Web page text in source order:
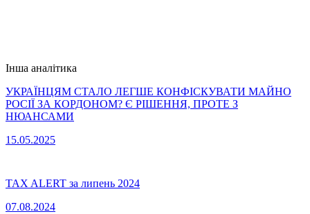
Інша аналітика
УКРАЇНЦЯМ СТАЛО ЛЕГШЕ КОНФІСКУВАТИ МАЙНО
РОСІЇ ЗА КОРДОНОМ? Є РІШЕННЯ, ПРОТЕ З
НЮАНСАМИ
15.05.2025
TAX ALERT за липень 2024
07.08.2024